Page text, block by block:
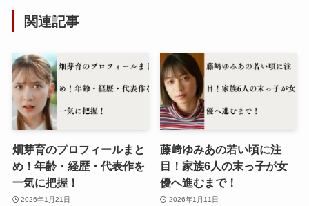
関連記事
畑芽育のプロフィールまと
め！年齢・経歴・代表作を
一気に把握！
2026年1月21日
藤﨑ゆみあの若い頃に注
目！家族6人の末っ子が女
優へ進むまで！
2026年1月11日